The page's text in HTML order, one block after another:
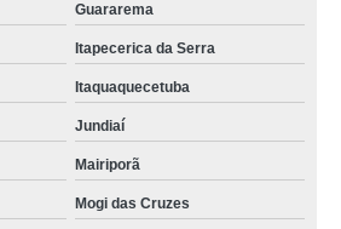
Guararema
Itapecerica da Serra
Itaquaquecetuba
Jundiaí
Mairiporã
Mogi das Cruzes